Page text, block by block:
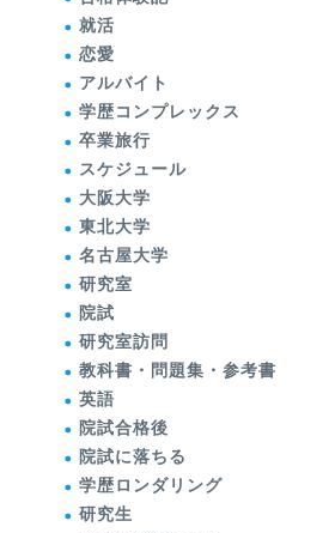
就活
恋愛
アルバイト
学歴コンプレックス
卒業旅行
スケジュール
大阪大学
東北大学
名古屋大学
研究室
院試
研究室訪問
教科書・問題集・参考書
英語
院試合格後
院試に落ちる
学歴ロンダリング
研究生